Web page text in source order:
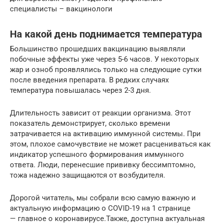
специалисты – вакцинологи
На какой день поднимается температура
Большинство прошедших вакцинацию выявляли
побочные эффекты уже через 5-6 часов. У некоторых
жар и озноб проявлялись только на следующие сутки
после введения препарата. В редких случаях
температура повышалась через 2-3 дня.
Длительность зависит от реакции организма. Этот
показатель демонстрирует, сколько времени
затрачивается на активацию иммунной системы. При
этом, плохое самочувствие не может расцениваться как
индикатор успешного формирования иммунного
ответа. Люди, перенесшие прививку бессимптомно,
тожа надежно защищаются от возбудителя.
Дорогой читатель, мы собрали всю самую важную и
актуальную информацию о COVID-19 на 1 странице
— главное о коронавирусе.Также, доступна актуальная